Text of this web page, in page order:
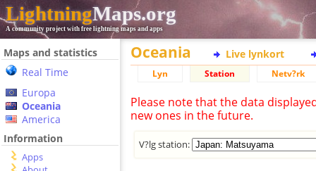
LightningMaps.org
A community project with free lightning maps and apps
Maps and statistics
Real Time
Europa
Oceania
America
Information
Apps
Oceania Live lynkort
Lyn Station Netv?rk
Please note that the data
new ones in the future.
V?lg station: